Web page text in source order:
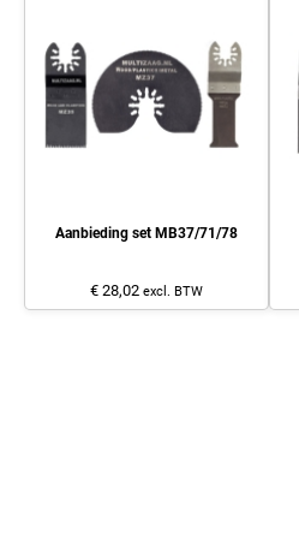
Aanbieding set MB37/71/78
€ 28,02 excl. BTW